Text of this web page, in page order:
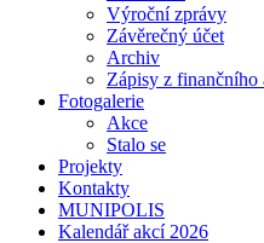
Výroční zprávy
Závěrečný účet
Archiv
Zápisy z
Fotogalerie
Akce
Stalo se
Projekty
Kontakty
MUNIPOLIS
Kalendář akcí 2026